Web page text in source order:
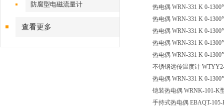
防腐型电磁流量计
查看更多
热电偶 WRN-331 K 0-
热电偶 WRN-331 K 0-
热电偶 WRN-331 K 0-
热电偶 WRN-331 K 0-
热电偶 WRN-331 K 0-
不锈钢远传温度计
热电偶 WRN-331 K 0-
铠装热电偶 WRNK-101-K
手持式热电偶 EBAQT-